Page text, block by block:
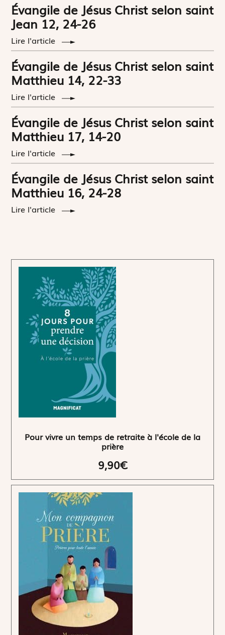
Évangile de Jésus Christ selon saint
Jean 12, 24-26
Lire l'article
Évangile de Jésus Christ selon saint
Matthieu 14, 22-33
Lire l'article
Évangile de Jésus Christ selon saint
Matthieu 17, 14-20
Lire l'article
Évangile de Jésus Christ selon saint
Matthieu 16, 24-28
Lire l'article
Pour vivre un temps de retraite à l'école de la
prière
9,90€